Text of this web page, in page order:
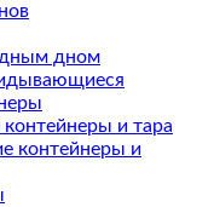
дном
и тара
контейнеры и